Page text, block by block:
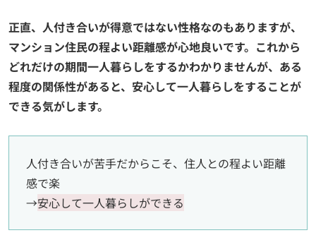
正直、人付き合いが得意ではない性格なのもありますが、
マンション住民の程よい距離感が心地良いです。これから
どれだけの期間一人暮らしをするかわかりませんが、ある
程度の関係性があると、安心して一人暮らしをすることが
できる気がします。
人付き合いが苦手だからこそ、住人との程よい距離
感で楽
→安心して一人暮らしができる